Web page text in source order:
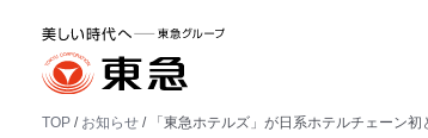
TOP お知らせ 「東急ホテルズ」が日系ホテルチェーン